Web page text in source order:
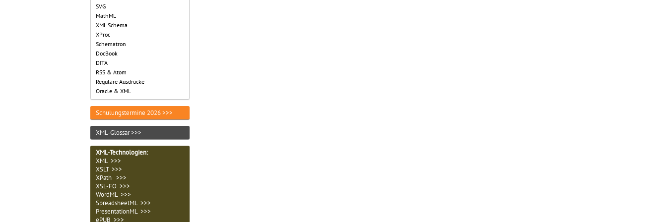
SVG
MathML
XML Schema
XProc
Schematron
DocBook
DITA
RSS & Atom
Reguläre Ausdrücke
Oracle & XML
Schulungstermine 2026 >>>
XML-Glossar >>>
XML-Technologien:
XML >>>
XSLT >>>
XPath >>>
XSL-FO >>>
WordML >>>
SpreadsheetML >>>
PresentationML >>>
ePUB >>>